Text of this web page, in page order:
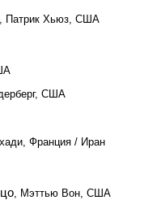
, Патрик Хьюз, США
США
Франция / Иран
, Мэттью Вон, США